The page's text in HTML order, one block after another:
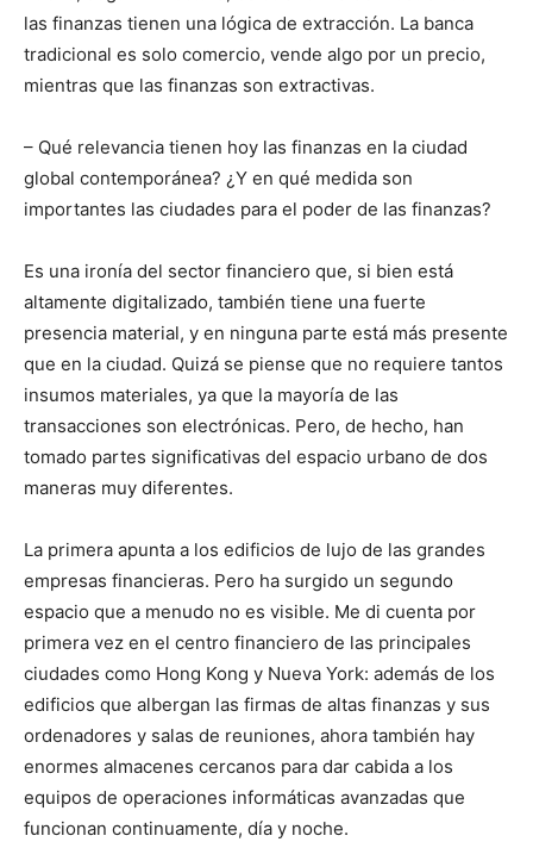
las finanzas tienen una lógica de extracción. La banca
tradicional es solo comercio, vende algo por un precio,
mientras que las finanzas son extractivas.
– Qué relevancia tienen hoy las finanzas en la ciudad
global contemporánea? ¿Y en qué medida son
importantes las ciudades para el poder de las finanzas?
Es una ironía del sector financiero que, si bien está
altamente digitalizado, también tiene una fuerte
presencia material, y en ninguna parte está más presente
que en la ciudad. Quizá se piense que no requiere tantos
insumos materiales, ya que la mayoría de las
transacciones son electrónicas. Pero, de hecho, han
tomado partes significativas del espacio urbano de dos
maneras muy diferentes.
La primera apunta a los edificios de lujo de las grandes
empresas financieras. Pero ha surgido un segundo
espacio que a menudo no es visible. Me di cuenta por
primera vez en el centro financiero de las principales
ciudades como Hong Kong y Nueva York: además de los
edificios que albergan las firmas de altas finanzas y sus
ordenadores y salas de reuniones, ahora también hay
enormes almacenes cercanos para dar cabida a los
equipos de operaciones informáticas avanzadas que
funcionan continuamente, día y noche.